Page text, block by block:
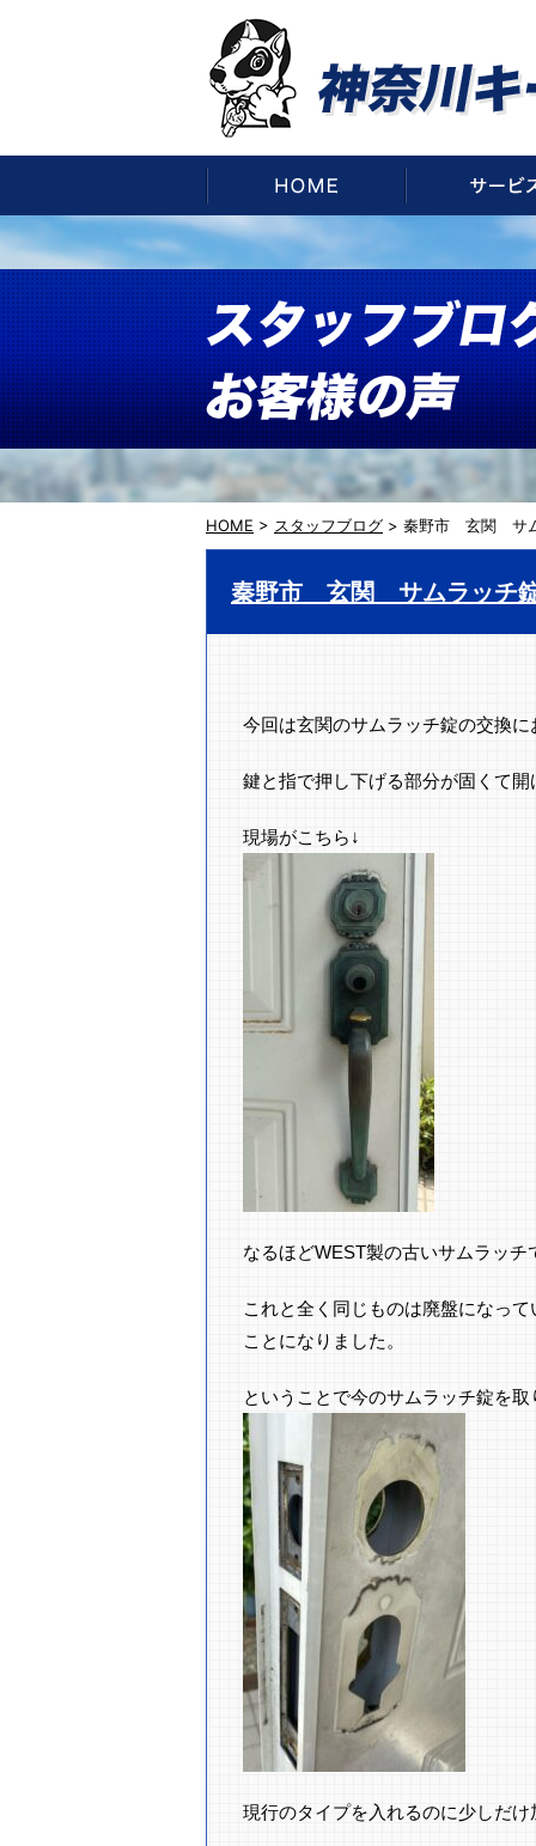
HOME
HOME > スタッフブログ > 秦野市 玄関 サ
秦野市 玄関 サムラッチ
今回は玄関のサムラッチ錠の交換
鍵と指で押し下げる部分が固くて
現場がこちら↓
なるほどWEST製の古いサムラッチ
これと全く同じものは廃盤になっ
ことになりました。
ということで今のサムラッチ錠を
現行のタイプを入れるのに少しだ